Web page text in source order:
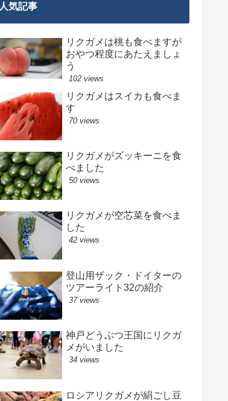
人気記事
リクガメは桃も食べますが
おやつ程度にあたえましょ
う
102 views
リクガメはスイカも食べま
す
70 views
リクガメがズッキーニを食
べました
50 views
リクガメが空芯菜を食べま
した
42 views
登山用ザック・ドイターの
ツアーライト32の紹介
37 views
神戸どうぶつ王国にリクガ
メがいました
34 views
ロシアリクガメが絹ごし豆